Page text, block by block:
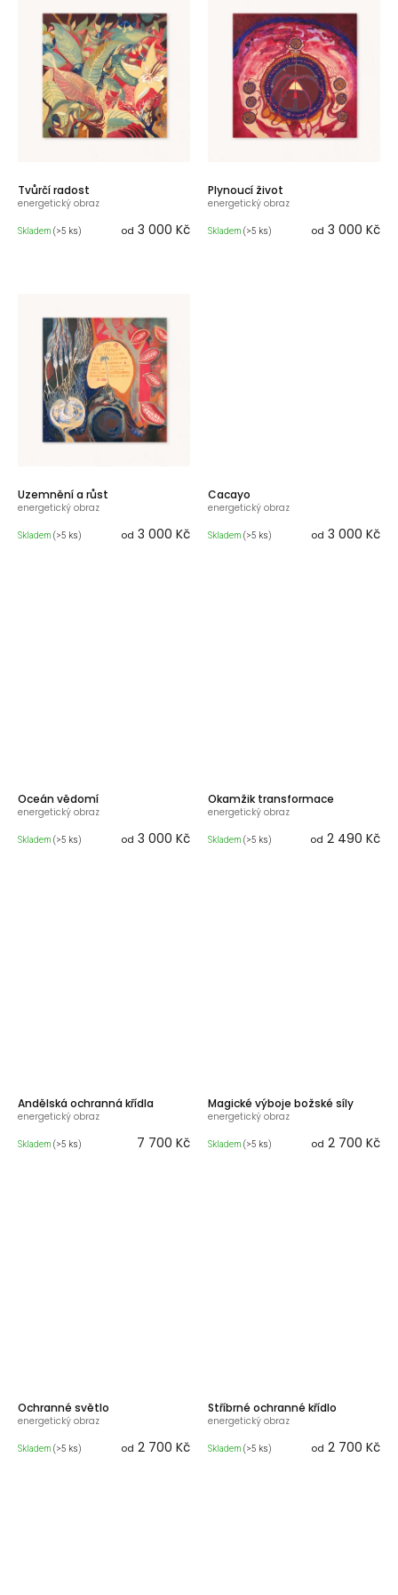
ů
Tvůrčí radost
energetický obraz
Skladem (>5 ks) od 3 000 Kč
Plynoucí život
energetický obraz
Skladem (>5 ks) od 3 000 Kč
Uzemnění a růst
energetický obraz
Skladem (>5 ks) od 3 000 Kč
Cacayo
energetický obraz
Skladem (>5 ks) od 3 000 Kč
Oceán vědomí
energetický obraz
Skladem (>5 ks) od 3 000 Kč
Okamžik transformace
energetický obraz
Skladem (>5 ks) od 2 490 Kč
Andělská ochranná křídla
energetický obraz
Skladem (>5 ks) 7 700 Kč
Magické výboje božské síly
energetický obraz
Skladem (>5 ks) od 2 700 Kč
Ochranné světlo
energetický obraz
Skladem (>5 ks) od 2 700 Kč
Stříbrné ochranné křídlo
energetický obraz
Skladem (>5 ks) od 2 700 Kč